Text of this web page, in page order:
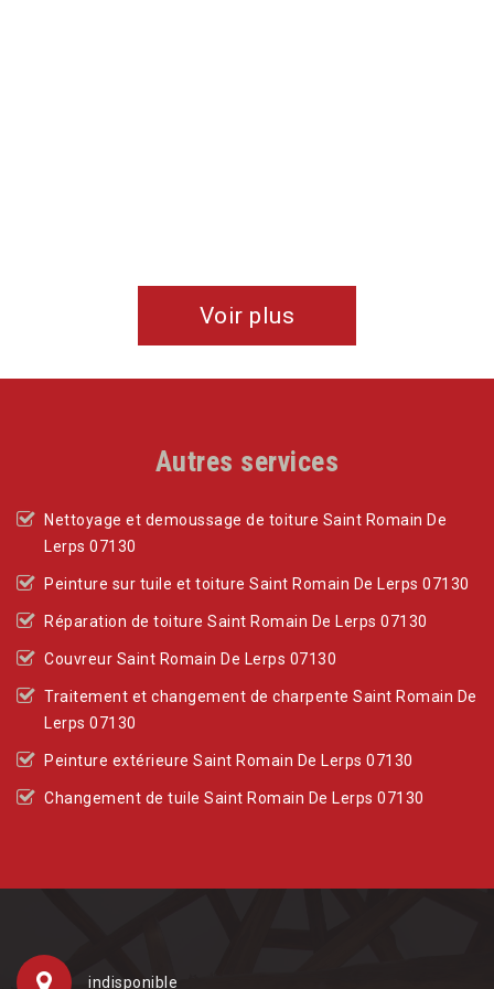
Voir plus
Autres services
Nettoyage et demoussage de toiture Saint Romain De
Lerps 07130
Peinture sur tuile et toiture Saint Romain De Lerps 07130
Réparation de toiture Saint Romain De Lerps 07130
Couvreur Saint Romain De Lerps 07130
Traitement et changement de charpente Saint Romain De
Lerps 07130
Peinture extérieure Saint Romain De Lerps 07130
Changement de tuile Saint Romain De Lerps 07130
indisponible